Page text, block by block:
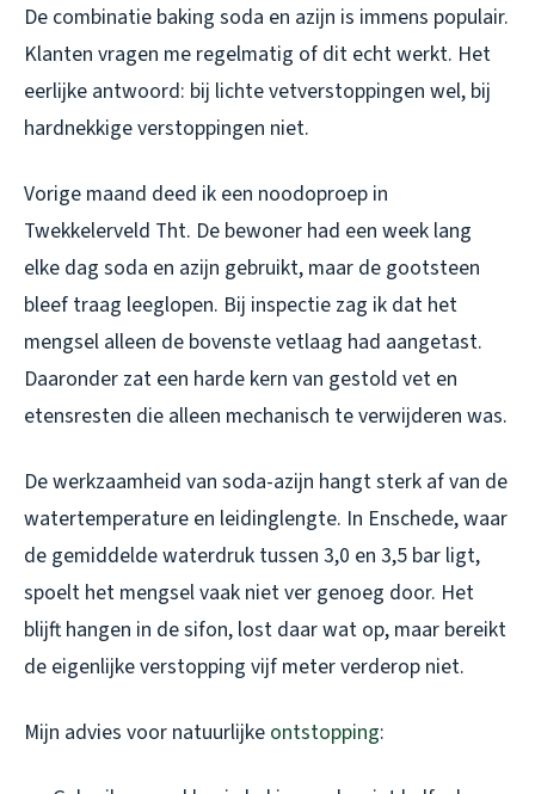
De combinatie baking soda en azijn is immens populair.
Klanten vragen me regelmatig of dit echt werkt. Het
eerlijke antwoord: bij lichte vetverstoppingen wel, bij
hardnekkige verstoppingen niet.
Vorige maand deed ik een noodoproep in
Twekkelerveld Tht. De bewoner had een week lang
elke dag soda en azijn gebruikt, maar de gootsteen
bleef traag leeglopen. Bij inspectie zag ik dat het
mengsel alleen de bovenste vetlaag had aangetast.
Daaronder zat een harde kern van gestold vet en
etensresten die alleen mechanisch te verwijderen was.
De werkzaamheid van soda-azijn hangt sterk af van de
watertemperature en leidinglengte. In Enschede, waar
de gemiddelde waterdruk tussen 3,0 en 3,5 bar ligt,
spoelt het mengsel vaak niet ver genoeg door. Het
blijft hangen in de sifon, lost daar wat op, maar bereikt
de eigenlijke verstopping vijf meter verderop niet.
Mijn advies voor natuurlijke ontstopping: